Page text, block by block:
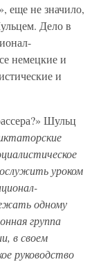
еще не значило,
Дело в
немецкие и
и
Шульц
уроком
одному
группа
в своем
руководство